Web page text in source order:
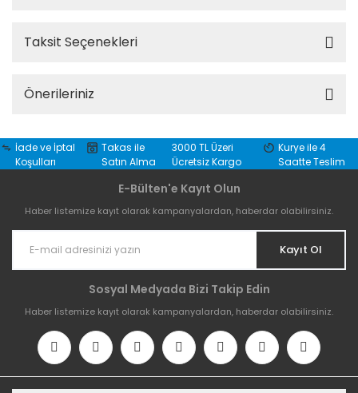
Taksit Seçenekleri
Önerileriniz
İade ve İptal
Koşulları
Takas ile
Satın Alma
3000 TL Üzeri
Ücretsiz Kargo
Kurye ile 4
Saatte Teslim
E-Bülten'e Kayıt Olun
Haber listemize kayıt olarak kampanyalardan, haberdar olabilirsiniz.
Kayıt Ol
Sosyal Medyada Bizi Takip Edin
Haber listemize kayıt olarak kampanyalardan, haberdar olabilirsiniz.